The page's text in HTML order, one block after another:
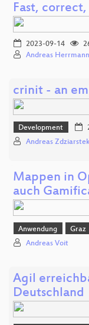
Fast,
2023-09-14
Andreas Herrmann
crinit - an
Development
Andreas
Mappen in
auch
Anwendung Graz
Andreas Voit
Agil
Deutschland